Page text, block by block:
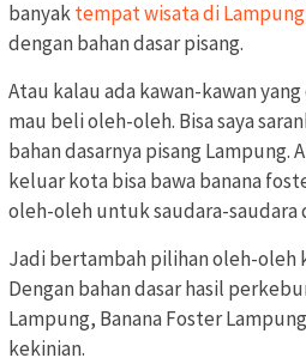
banyaktempat wisata di Lampung
dengan bahan dasar pisang.
Atau kalau ada kawan-kawan
mau beli oleh-oleh. Bisa saya
bahan dasarnya pisang Lampung.
keluar kota bisa bawa banana
oleh-oleh untuk saudara-saudara
Jadi bertambah pilihan oleh-oleh
Dengan bahan dasar hasil
Lampung, Banana Foster
kekinian.